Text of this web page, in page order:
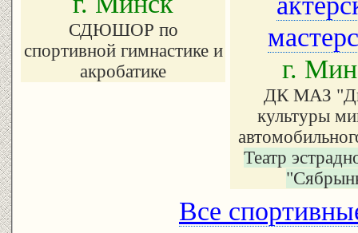
СДЮШОР по
спортивной гимнастике и
акробатике
г.
ДК МАЗ
культуры
Театр
Все